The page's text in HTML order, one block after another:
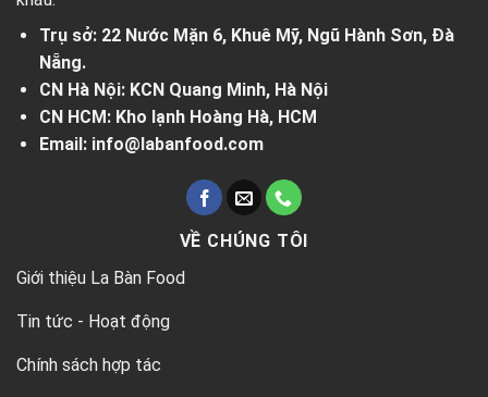
Trụ sở: 22 Nước Mặn 6, Khuê Mỹ, Ngũ Hành Sơn, Đà
Nẵng.
CN Hà Nội: KCN Quang Minh, Hà Nội
CN HCM: Kho lạnh Hoàng Hà, HCM
Email: info@labanfood.com
VỀ CHÚNG TÔI
Giới thiệu La Bàn Food
Tin tức - Hoạt động
Chính sách hợp tác